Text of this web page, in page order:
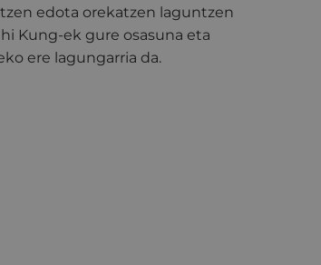
edota orekatzen laguntzen
Kung-ek gure osasuna eta
ere lagungarria da.